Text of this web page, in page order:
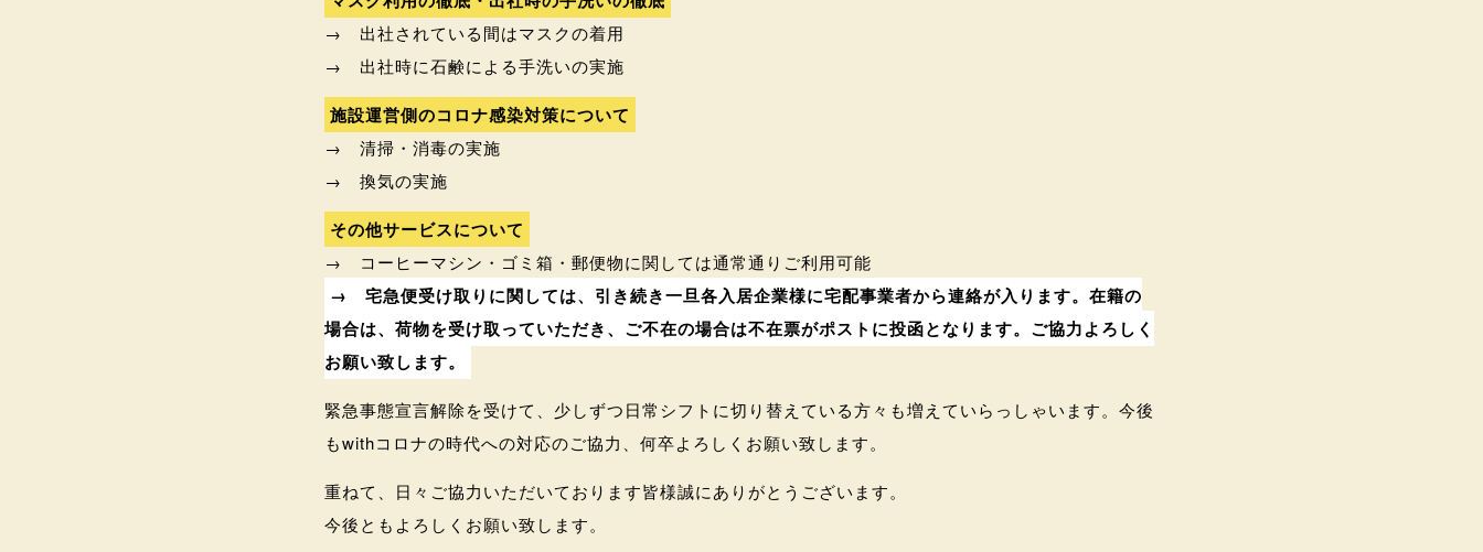
→ 出社されている間はマスクの着用
→ 出社時に石鹸による手洗いの実施
施設運営側のコロナ感染対策について
→ 清掃・消毒の実施
→ 換気の実施
その他サービスについて
→ コーヒーマシン・ゴミ箱・郵便物に関しては通常通りご利用可能
→ 宅急便受け取りに関しては、引き続き一旦各入居企業様に宅配事業者から連絡が入ります。在籍の
場合は、荷物を受け取っていただき、ご不在の場合は不在票がポストに投函となります。ご協力よろしく
お願い致します。
緊急事態宣言解除を受けて、少しずつ日常シフトに切り替えている方々も増えていらっしゃいます。今後
もwithコロナの時代への対応のご協力、何卒よろしくお願い致します。
重ねて、日々ご協力いただいております皆様誠にありがとうございます。
今後ともよろしくお願い致します。